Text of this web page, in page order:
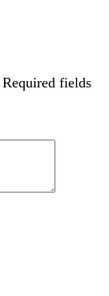
Required fields